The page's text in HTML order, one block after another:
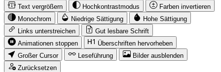
Text vergrößern Hochkontrastmodus
Farben invertieren
Monochrom
Niedrige Sättigung
Hohe Sättigung
Links unterstreichen
Gut lesbare Schrift
Animationen stoppen
Überschriften hervorheben
Großer Cursor
Leseführung
Bilder ausblenden
Zurücksetzen